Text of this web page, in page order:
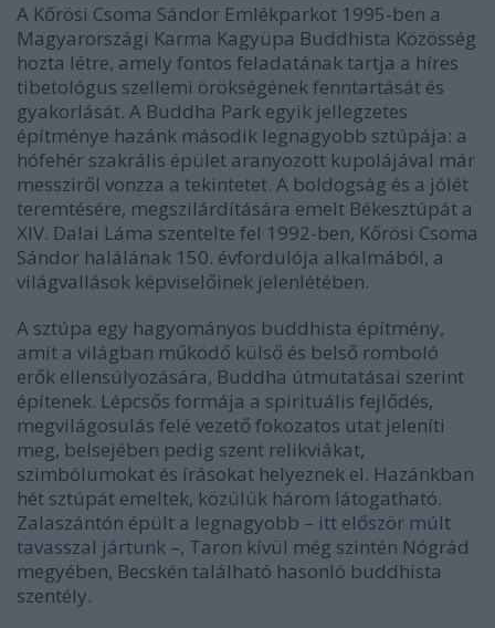
A Kőrösi Csoma Sándor Emlékparkot 1995-ben a
Magyarországi Karma Kagyüpa Buddhista Közösség
hozta létre, amely fontos feladatának tartja a híres
tibetológus szellemi örökségének fenntartását és
gyakorlását. A Buddha Park egyik jellegzetes
építménye hazánk második legnagyobb sztúpája: a
hófehér szakrális épület aranyozott kupolájával már
messziről vonzza a tekintetet. A boldogság és a jólét
teremtésére, megszilárdítására emelt Békesztúpát a
XIV. Dalai Láma szentelte fel 1992-ben, Kőrösi Csoma
Sándor halálának 150. évfordulója alkalmából, a
világvallások képviselőinek jelenlétében.
A sztúpa egy hagyományos buddhista építmény,
amit a világban működő külső és belső romboló
erők ellensúlyozására, Buddha útmutatásai szerint
építenek. Lépcsős formája a spirituális fejlődés,
megvilágosulás felé vezető fokozatos utat jeleníti
meg, belsejében pedig szent relikviákat,
szimbólumokat és írásokat helyeznek el. Hazánkban
hét sztúpát emeltek, közülük három látogatható.
Zalaszántón épült a legnagyobb – itt először múlt
tavasszal jártunk –, Taron kívül még szintén Nógrád
megyében, Becskén található hasonló buddhista
szentély.